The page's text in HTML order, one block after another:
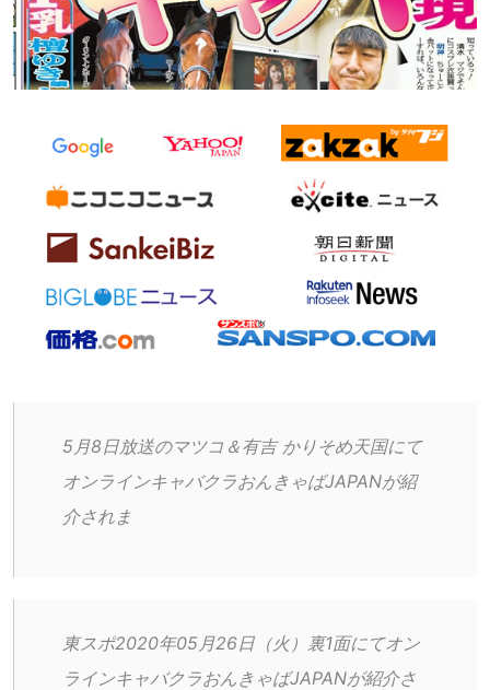
5月8日放送のマツコ＆有吉 かりそめ天国にて
オンラインキャバクラおんきゃばJAPANが紹
介されま
東スポ2020年05月26日（火）裏1面にてオン
ラインキャバクラおんきゃばJAPANが紹介さ